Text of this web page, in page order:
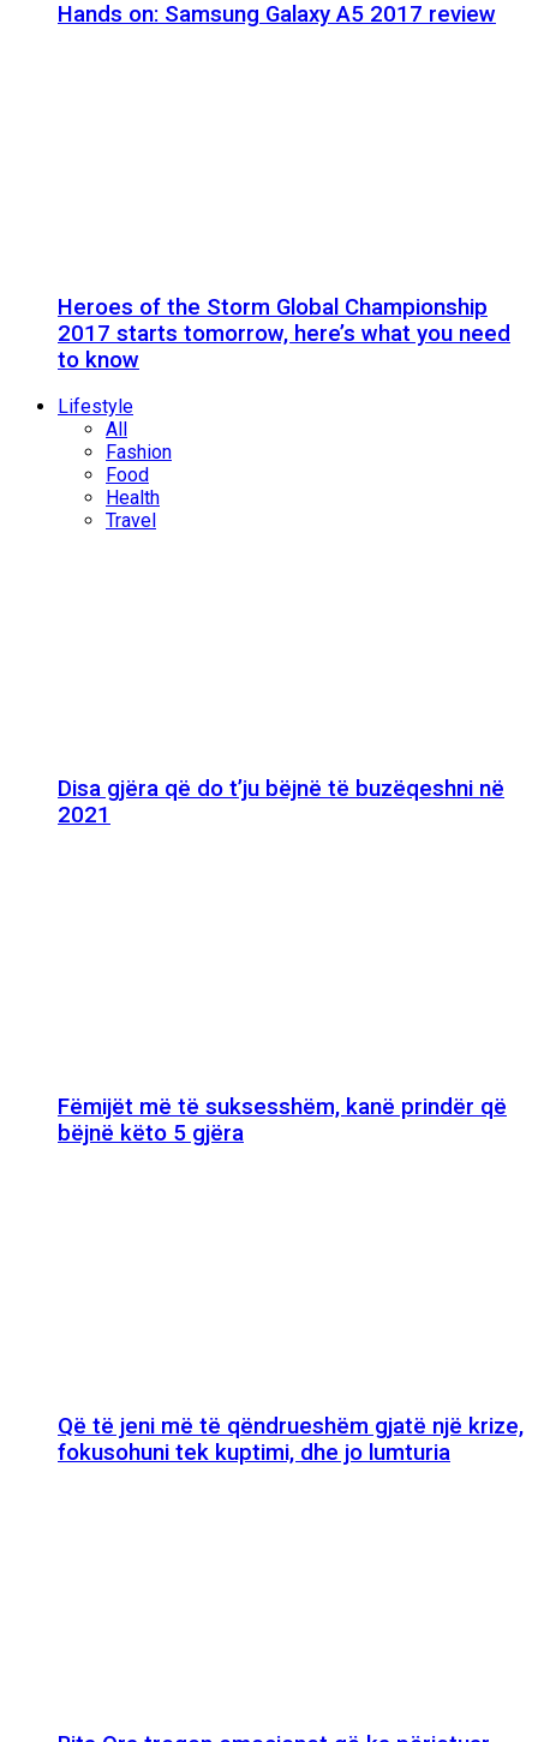
Hands on: Samsung Galaxy A5 2017 review
Heroes of the Storm Global Championship
2017 starts tomorrow, here’s what you need
to know
Lifestyle
All
Fashion
Food
Health
Travel
Disa gjëra që do t’ju bëjnë të buzëqeshni në
2021
Fëmijët më të suksesshëm, kanë prindër që
bëjnë këto 5 gjëra
Që të jeni më të qëndrueshëm gjatë një krize,
fokusohuni tek kuptimi, dhe jo lumturia